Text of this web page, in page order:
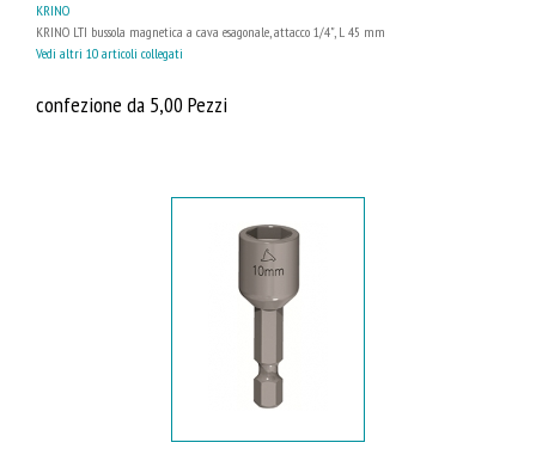
KRINO
KRINO LTI bussola magnetica a cava esagonale, attacco 1/4", L 45 mm
Vedi altri 10 articoli collegati
confezione da 5,00 Pezzi